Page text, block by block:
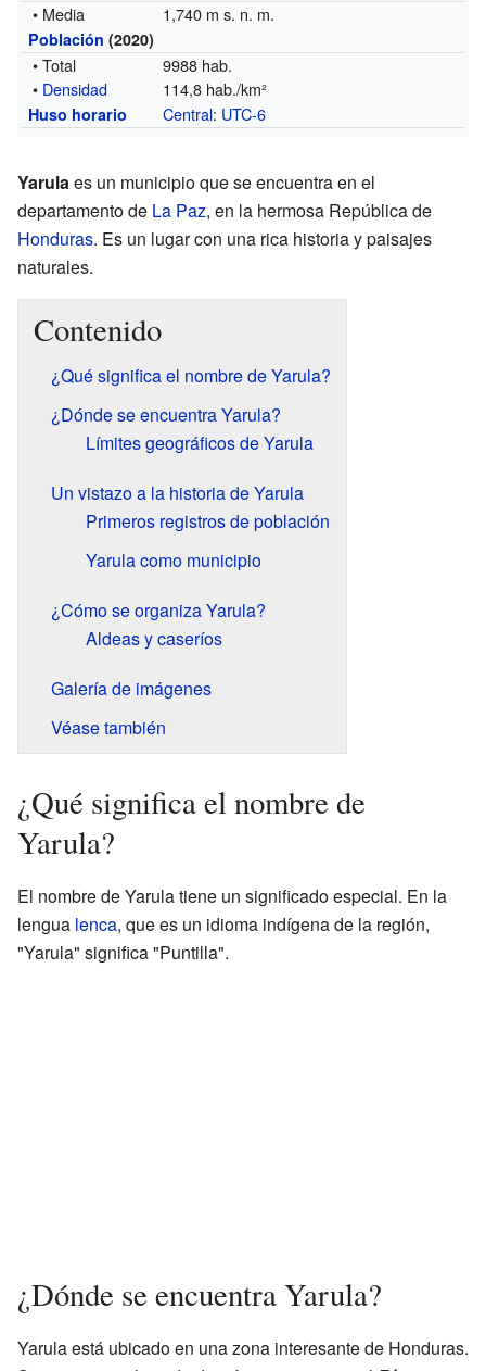
• Media 1,740 m s. n. m.
Población (2020)
• Total
9988 hab.
• Densidad 114,8 hab./km²
Huso horario Central: UTC-6
Yarulaes un municipio que se encuentra en el
departamento de La Paz, en la hermosa República de
Honduras. Es un lugar con una rica historia y paisajes
naturales.
Contenido
¿Qué significa el nombre de Yarula?
¿Dónde se encuentra Yarula?
Límites geográficos de Yarula
Un vistazo a la historia de Yarula
Primeros registros de población
Yarula como municipio
¿Cómo se organiza Yarula?
Aldeas y caseríos
Galería de imágenes
Véase también
¿Qué significa el nombre de
Yarula?
El nombre de Yarula tiene un significado especial. En la
lengua lenca, que es un idioma indígena de la región,
"Yarula" significa "Puntilla".
¿Dónde se encuentra Yarula?
Yarula está ubicado en una zona interesante de Honduras.